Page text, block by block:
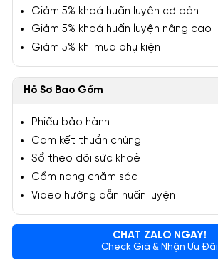
Giảm 5% khoá huấn luyện cơ bản
Giảm 5% khoá huấn luyện nâng cao
Giảm 5% khi mua phụ kiện
Hồ Sơ Bao Gồm
Phiếu bảo hành
Cam kết thuần chủng
Sổ theo dõi sức khoẻ
Cẩm nang chăm sóc
Video hướng dẫn huấn luyện
CHAT ZALO NGAY!
Check Giá & Nhận Ưu Đãi